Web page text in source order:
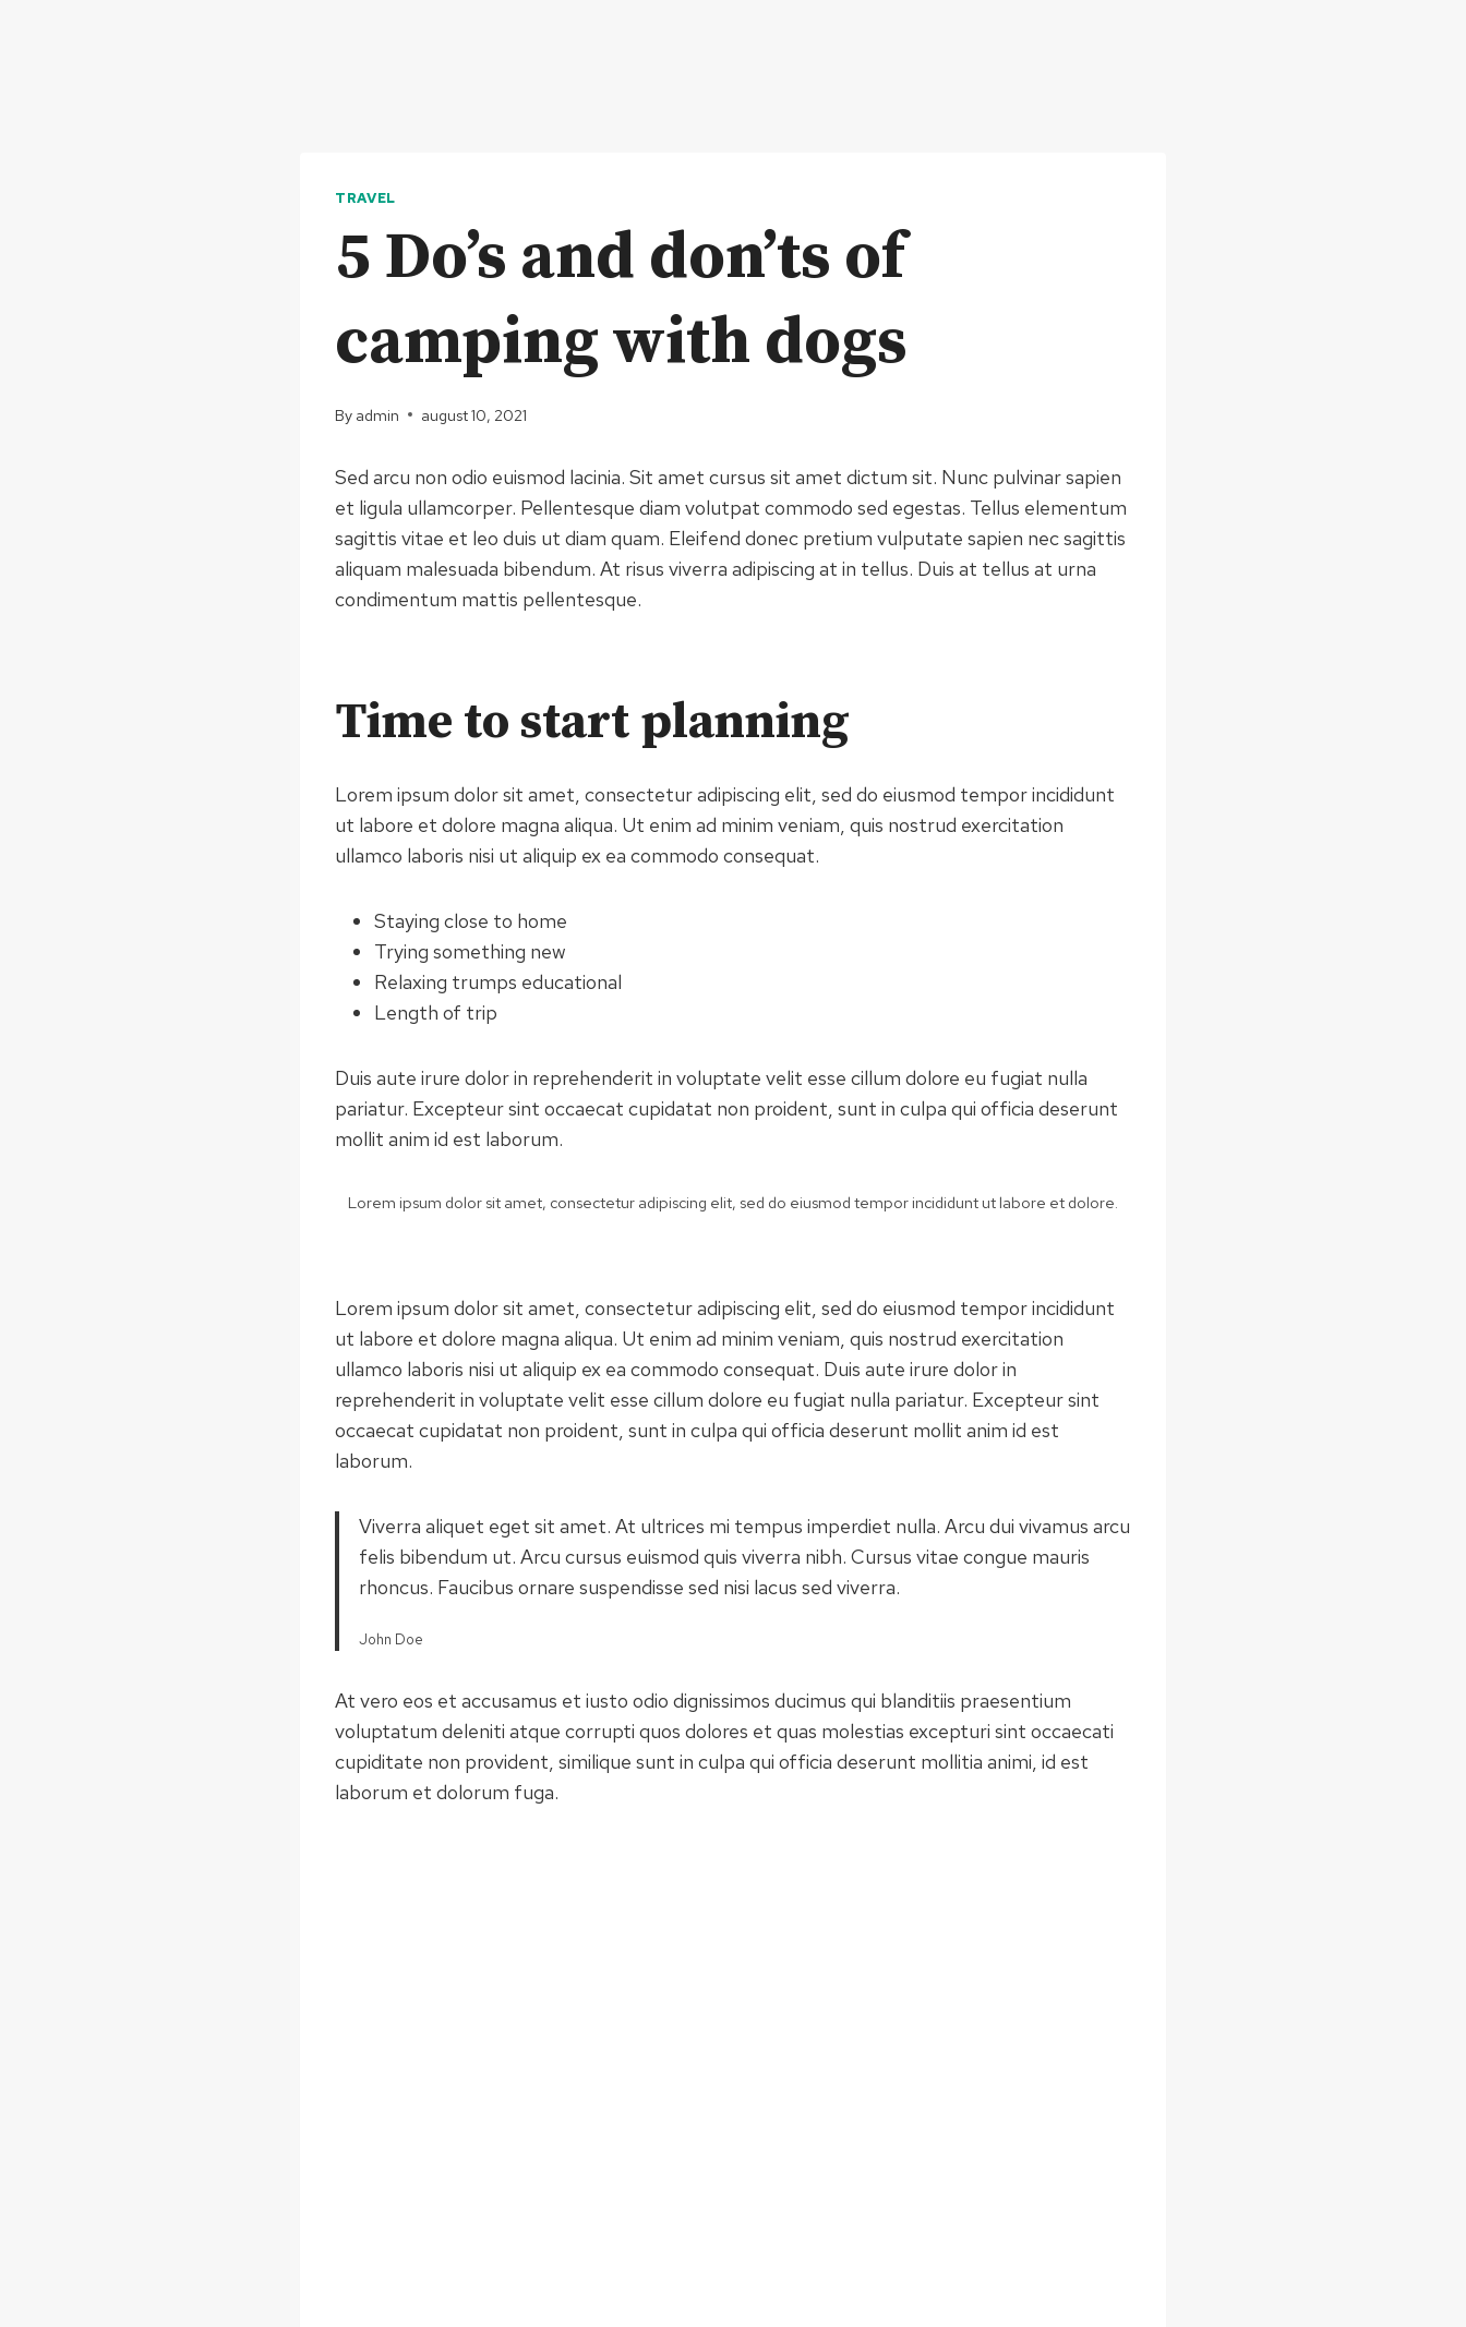
TRAVEL
5 Do’s and don’ts of
camping with dogs
By admin august 10, 2021
Sed arcu non odio euismod lacinia. Sit amet cursus sit amet dictum sit. Nunc pulvinar sapien
et ligula ullamcorper. Pellentesque diam volutpat commodo sed egestas. Tellus elementum
sagittis vitae et leo duis ut diam quam. Eleifend donec pretium vulputate sapien nec sagittis
aliquam malesuada bibendum. At risus viverra adipiscing at in tellus. Duis at tellus at urna
condimentum mattis pellentesque.
Time to start planning
Lorem ipsum dolor sit amet, consectetur adipiscing elit, sed do eiusmod tempor incididunt
ut labore et dolore magna aliqua. Ut enim ad minim veniam, quis nostrud exercitation
ullamco laboris nisi ut aliquip ex ea commodo consequat.
Staying close to home
Trying something new
Relaxing trumps educational
Length of trip
Duis aute irure dolor in reprehenderit in voluptate velit esse cillum dolore eu fugiat nulla
pariatur. Excepteur sint occaecat cupidatat non proident, sunt in culpa qui officia deserunt
mollit anim id est laborum.
Lorem ipsum dolor sit amet, consectetur adipiscing elit, sed do eiusmod tempor incididunt ut labore et dolore.
Lorem ipsum dolor sit amet, consectetur adipiscing elit, sed do eiusmod tempor incididunt
ut labore et dolore magna aliqua. Ut enim ad minim veniam, quis nostrud exercitation
ullamco laboris nisi ut aliquip ex ea commodo consequat. Duis aute irure dolor in
reprehenderit in voluptate velit esse cillum dolore eu fugiat nulla pariatur. Excepteur sint
occaecat cupidatat non proident, sunt in culpa qui officia deserunt mollit anim id est
laborum.
Viverra aliquet eget sit amet. At ultrices mi tempus imperdiet nulla. Arcu dui vivamus arcu
felis bibendum ut. Arcu cursus euismod quis viverra nibh. Cursus vitae congue mauris
rhoncus. Faucibus ornare suspendisse sed nisi lacus sed viverra.
John Doe
At vero eos et accusamus et iusto odio dignissimos ducimus qui blanditiis praesentium
voluptatum deleniti atque corrupti quos dolores et quas molestias excepturi sint occaecati
cupiditate non provident, similique sunt in culpa qui officia deserunt mollitia animi, id est
laborum et dolorum fuga.